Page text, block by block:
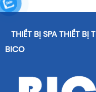
THIẾT BỊ SPA THIẾT BỊ
BICO